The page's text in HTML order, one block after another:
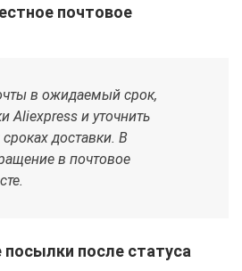
почтовое
в ожидаемый срок,
Aliexpress и уточнить
доставки. В
в почтовое
после статуса